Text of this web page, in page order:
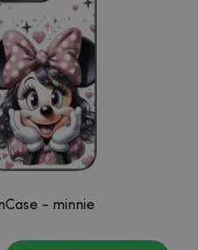
Gél borítás mmCase - minnie